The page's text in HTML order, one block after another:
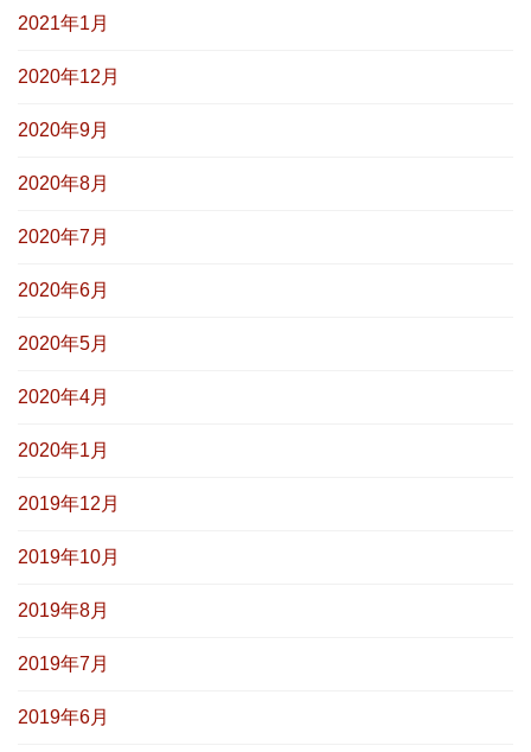
2021年1月
2020年12月
2020年9月
2020年8月
2020年7月
2020年6月
2020年5月
2020年4月
2020年1月
2019年12月
2019年10月
2019年8月
2019年7月
2019年6月